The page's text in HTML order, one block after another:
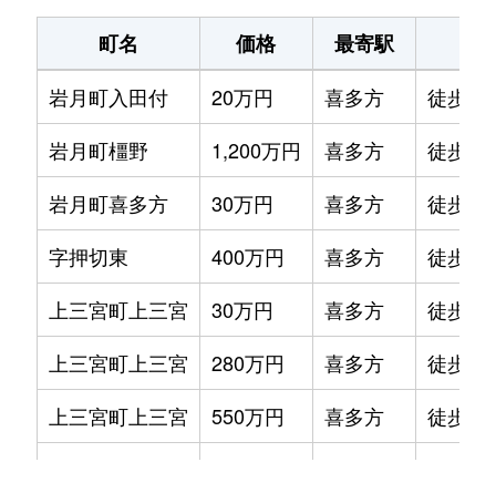
町名 価格 最寄駅
岩月町入田付
20万円 喜多方
徒歩1
岩月町橿野
1,200万円 喜多方
徒歩45
岩月町喜多方
30万円 喜多方
徒歩45
字押切東
400万円 喜多方
徒歩23
上三宮町上三宮
30万円 喜多方
徒歩45
上三宮町上三宮
280万円 喜多方
徒歩45
上三宮町上三宮
550万円 喜多方
徒歩1